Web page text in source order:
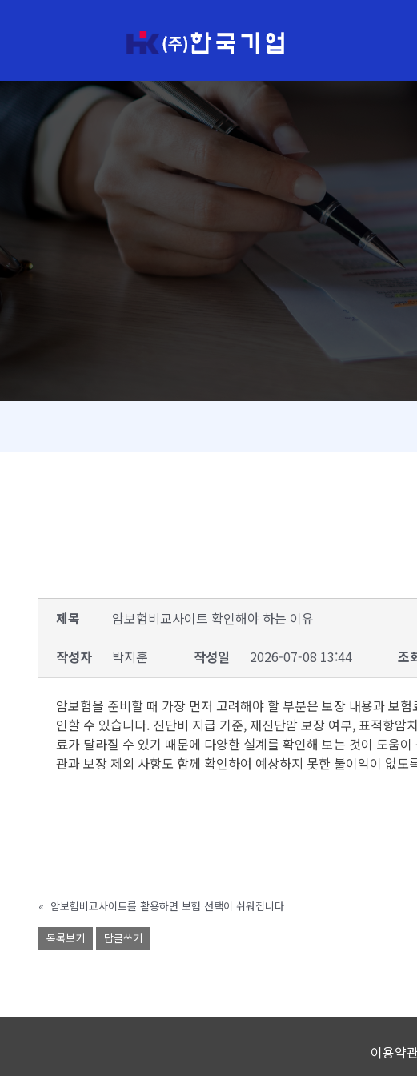
제목
암보험비교사이트 확인해야 하는 이유
작성자
박지훈 작성일 2026-07-08 13:44 조
암보험을 준비할 때 가장 먼저 고려해야 할 부분은 보장 내용과 보
인할 수 있습니다. 진단비 지급 기준, 재진단암 보장 여부, 표적항
료가 달라질 수 있기 때문에 다양한 설계를 확인해 보는 것이 도움
관과 보장 제외 사항도 함께 확인하여 예상하지 못한 불이익이 없도
« 암보험비교사이트를 활용하면 보험 선택이 쉬워집니다
목록보기 답글쓰기
이용약